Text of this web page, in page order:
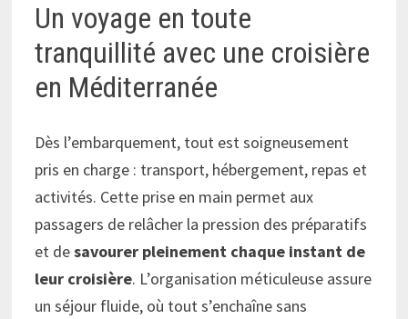
Un voyage en toute
tranquillité avec une croisière
en Méditerranée
Dès l’embarquement, tout est soigneusement
pris en charge : transport, hébergement, repas et
activités. Cette prise en main permet aux
passagers de relâcher la pression des préparatifs
et desavourer pleinement chaque instant de
leur croisière. L’organisation méticuleuse assure
un séjour fluide, où tout s’enchaîne sans